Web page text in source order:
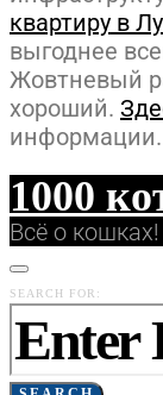
квартиру в
выгоднее
Жовтневый
хороший.
информации.
1000
Всё о кошках!
SEARCH FOR: